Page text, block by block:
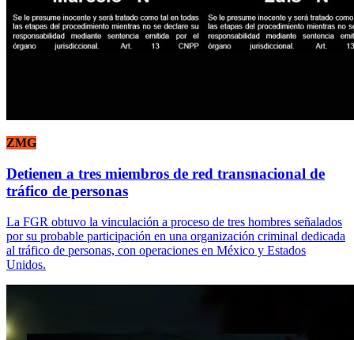
ZMG
Detienen a tres miembros de red transnacional de
tráfico de personas
La FGR obtuvo la vinculación a proceso de tres hombres señalados
por su probable participación en una organización criminal dedicada
al tráfico de personas, con operaciones en México y Estados
Unidos.